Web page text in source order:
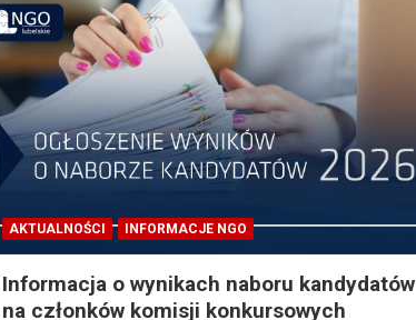
AKTUALNOŚCI INFORMACJE NGO
Informacja o wynikach naboru kandydatów
na członków komisji konkursowych